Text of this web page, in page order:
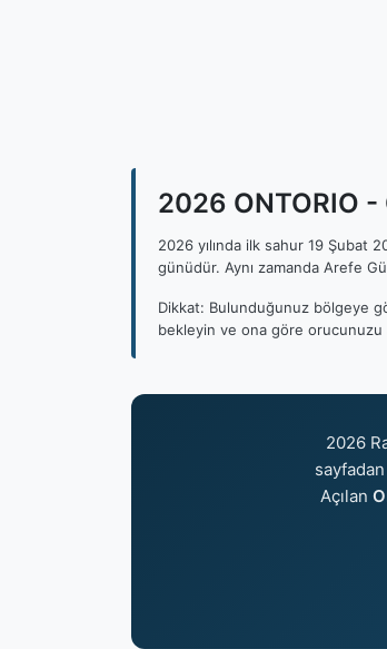
2026 ONTORIO
2026 yılında ilk sahur 19 Şubat
günüdür. Aynı zamanda Arefe
Dikkat: Bulunduğunuz bölgeye
bekleyin ve ona göre orucunuzu
2026
Açılan